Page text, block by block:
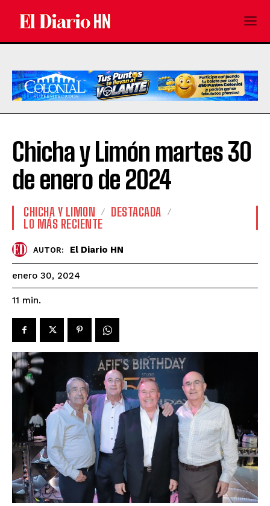
Chicha y Limón martes 30
de enero de 2024
CHICHA Y LIMON
DESTACADA
LO MÁS RECIENTE
AUTOR: El Diario HN
enero 30, 2024
11 min.